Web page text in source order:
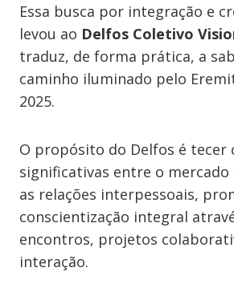
Essa busca por integração e
levou ao Delfos Coletivo
traduz, de forma prática, a
caminho iluminado pelo
2025.
O propósito do Delfos é tecer
significativas entre o
as relações interpessoais,
conscientização integral
encontros, projetos
interação.